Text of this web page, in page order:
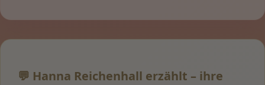
💬 Hanna Reichenhall erzählt – ihre